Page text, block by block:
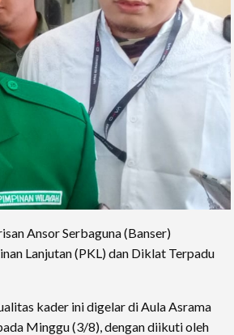
Ansor Serbaguna (Banser)
Lanjutan (PKL) dan Diklat Terpadu
kader ini digelar di Aula Asrama
Minggu (3/8), dengan diikuti oleh